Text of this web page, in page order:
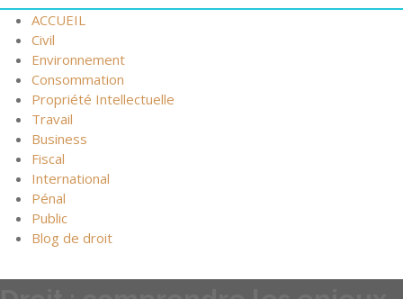
ACCUEIL
Civil
Environnement
Consommation
Propriété Intellectuelle
Travail
Business
Fiscal
International
Pénal
Public
Blog de droit